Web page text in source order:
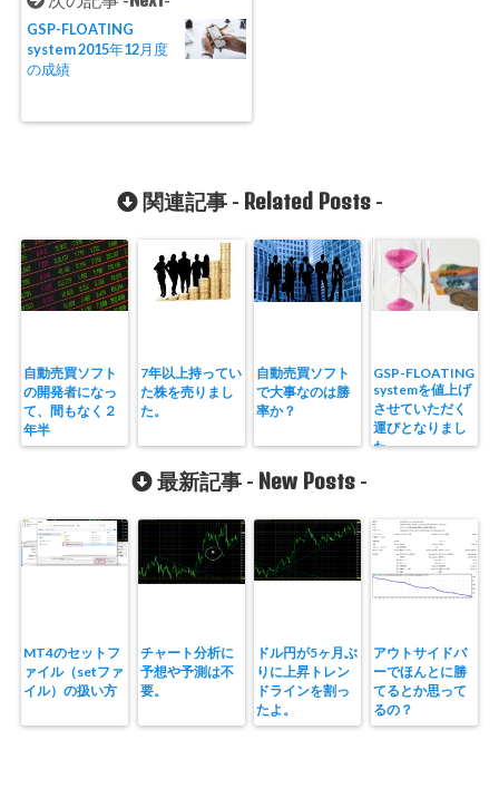
GSP-FLOATING
system 2015年12月度
の成績
関連記事 - Related Posts-
自動売買ソフト
の開発者になっ
て、間もなく２
年半
7年以上持ってい
た株を売りまし
た。
自動売買ソフト
で大事なのは勝
率か？
GSP-FLOATING
systemを値上げ
させていただく
運びとなりまし
た。
最新記事 - New Posts -
MT4のセットフ
ァイル（setファ
イル）の扱い方
チャート分析に
予想や予測は不
要。
ドル円が5ヶ月ぶ
りに上昇トレン
ドラインを割っ
たよ。
アウトサイドバ
ーでほんとに勝
てるとか思って
るの？